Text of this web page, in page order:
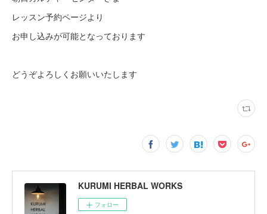
レッスン予約ページより
お申し込みが可能となっております
どうぞよろしくお願いいたします
KURUMI HERBAL WORKS
フォロー